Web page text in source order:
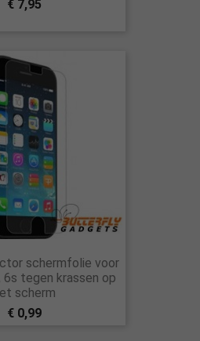
€ 7,95
schermfolie voor
6s tegen krassen op
scherm
€ 0,99